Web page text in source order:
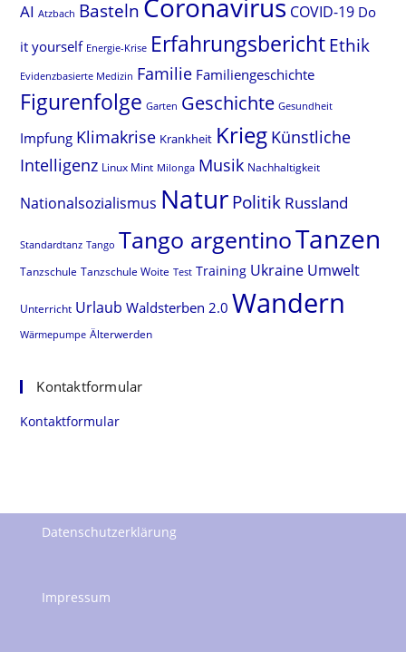
AI Atzbach Basteln COVID-19 Do
it yourself Energie-Krise Erfahrungsbericht Ethik
Evidenzbasierte Medizin Familie Familiengeschichte
Figurenfolge Garten Geschichte Gesundheit
Impfung Klimakrise Krankheit Krieg Künstliche
Intelligenz Linux Mint Milonga Musik Nachhaltigkeit
Nationalsozialismus NaturPolitik Russland
Standardtanz Tango Tango argentinoTanzen
Tanzschule Tanzschule Woite Test Training Ukraine Umwelt
Unterricht Urlaub Waldsterben 2.0 Wandern
Wärmepumpe Älterwerden
Kontaktformular
Kontaktformular
Datenschutzerklärung
Impressum